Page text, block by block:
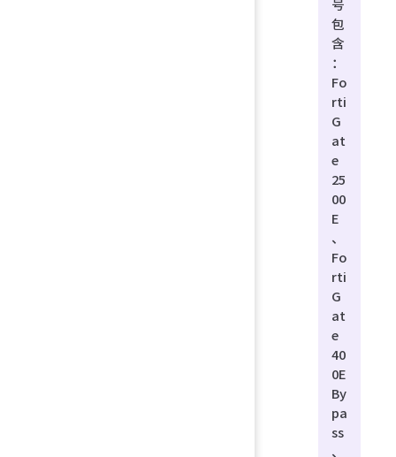
包
含
：
Fo
rti
G
at
e
25
00
E
、
Fo
rti
G
at
e
40
0E
By
pa
ss
、